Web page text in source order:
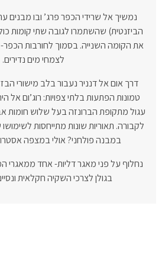
נמשיך אל שרידי הכפר פרג’ ובו מבנים
הביזנטית) שהשתמרו לגובה שתי קומות
את הקומה השנייה. בסמוך לחורבות
לצמחי מים נדירים.
דרך אום אל דנניר נעבורבלב מישורי
טמונות הפתעות בלתי צפויות: רוג’ום אל
עגול מתקופת הברונזה בעל שלוש חומות
לקבורה. תאוריות שונות מתייחסות
במבנה פולחני? אולי במצפה
נחלוף על פני מאגר דליות- אחד ממאגרי
בגולן לצרכי השקיה חקלאית